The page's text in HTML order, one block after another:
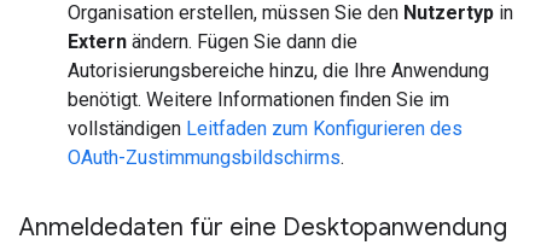
Organisation erstellen, müssen Sie den Nutzertyp in
Extern ändern. Fügen Sie dann die
Autorisierungsbereiche hinzu, die Ihre Anwendung
benötigt. Weitere Informationen finden Sie im
vollständigen Leitfaden zum Konfigurieren des
OAuth-Zustimmungsbildschirms.
Anmeldedaten für eine Desktopanwendung